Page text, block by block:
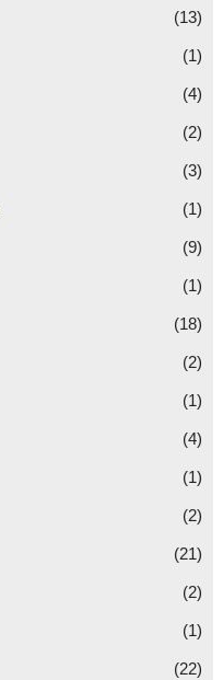
(13)
(1)
(4)
(2)
(3)
(1)
(9)
(1)
(18)
(2)
(1)
(4)
(1)
(2)
(21)
(2)
(1)
(22)